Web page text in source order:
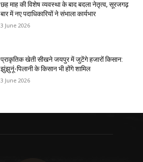
छह माह की विशेष व्यवस्था के बाद बदला नेतृत्व, सूरजगढ़
बार में नए पदाधिकारियों ने संभाला कार्यभार
3 June 2026
प्राकृतिक खेती सीखने जयपुर में जुटेंगे हजारों किसान:
झुंझुनूं-पिलानी के किसान भी होंगे शामिल
3 June 2026